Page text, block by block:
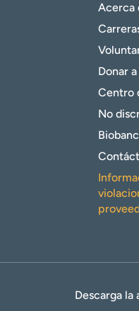
Acerca
Donar
Centro
No
Descarga